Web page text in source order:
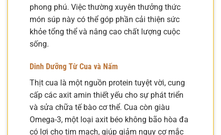
phong phú. Việc thường xuyên thưởng thức
món súp này có thể góp phần cải thiện sức
khỏe tổng thể và nâng cao chất lượng cuộc
sống.
Dinh Dưỡng Từ Cua và Nấm
Thịt cua là một nguồn protein tuyệt vời, cung
cấp các axit amin thiết yếu cho sự phát triển
và sửa chữa tế bào cơ thể. Cua còn giàu
Omega-3, một loại axit béo không bão hòa đa
có lợi cho tim mạch, giúp giảm nguy cơ mắc